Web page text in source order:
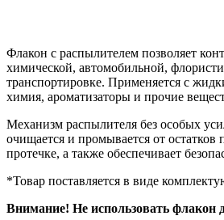
Флакон с распылителем позволяет
химической, автомобильной,
транспортировке. Применяется с
химия, ароматизаторы и прочие
Механизм распылителя без особых
очищается и промывается от
протечке, а также обеспечивает
*Товар поставляется в виде
Внимание! Не использовать флакон